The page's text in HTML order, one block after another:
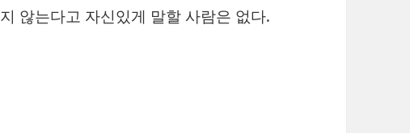
않는다고 자신있게 말할 사람은 없다.